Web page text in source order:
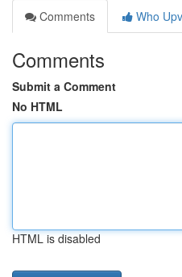
Comments
Who
Comments
Submit a Comment
No HTML
HTML is disabled